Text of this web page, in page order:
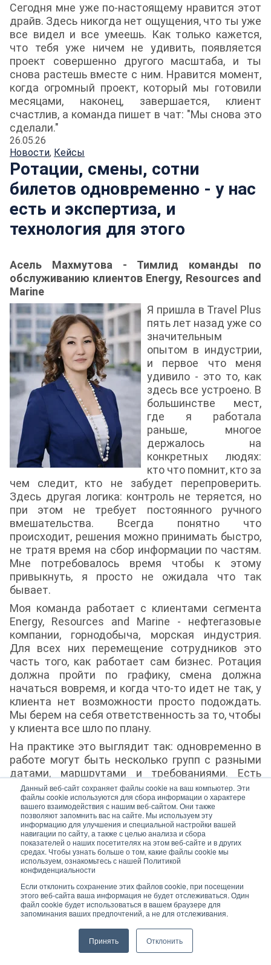
Данный веб-сайт сохраняет файлы cookie на ваш компьютер. Эти
файлы cookie используются для сбора информации о характере
вашего взаимодействия с нашим веб-сайтом. Они также
позволяют запомнить вас на сайте. Мы используем эту
информацию для улучшения и специальной настройки вашей
навигации по сайту, а также с целью анализа и сбора
показателей о наших посетителях на этом веб-сайте и в других
средах. Чтобы узнать больше о том, какие файлы cookie мы
используем, ознакомьтесь с нашей Политикой
конфиденциальности
Если отклонить сохранение этих файлов cookie, при посещении
этого веб-сайта ваша информация не будет отслеживаться. Один
файл cookie будет использоваться в вашем браузере для
запоминания ваших предпочтений, а не для отслеживания.
Принять Отклонить
Сегодня мне уже по-настоящему нравится этот
драйв. Здесь никогда нет ощущения, что ты уже
все видел и все умеешь. Как только кажется,
что тебя уже ничем не удивить, появляется
проект совершенно другого масштаба, и ты
снова растешь вместе с ним. Нравится момент,
когда огромный проект, который мы готовили
месяцами, наконец, завершается, клиент
счастлив, а команда пишет в чат: "Мы снова это
сделали."
26.05.26
Новости, Кейсы
Ротации, смены, сотни
билетов одновременно - у нас
есть и экспертиза, и
технология для этого
Асель Махмутова - Тимлид команды по
обслуживанию клиентов Energy, Resources and
Marine
Я пришла в Travel Plus
пять лет назад уже со
значительным
опытом в индустрии,
и первое что меня
удивило - это то, как
здесь все устроено. В
большинстве мест,
где я работала
раньше, многое
держалось на
конкретных людях:
кто что помнит, кто за
чем следит, кто не забудет перепроверить.
Здесь другая логика: контроль не теряется, но
при этом не требует постоянного ручного
вмешательства. Всегда понятно что
происходит, решения можно принимать быстро,
не тратя время на сбор информации по частям.
Мне потребовалось время чтобы к этому
привыкнуть, я просто не ожидала что так
бывает.
Моя команда работает с клиентами сегмента
Energy, Resources and Marine - нефтегазовые
компании, горнодобыча, морская индустрия.
Для всех них перемещение сотрудников это
часть того, как работает сам бизнес. Ротация
должна пройти по графику, смена должна
начаться вовремя, и когда что-то идет не так, у
клиента нет возможности просто подождать.
Мы берем на себя ответственность за то, чтобы
у клиента все шло по плану.
На практике это выглядит так: одновременно в
работе могут быть несколько групп с разными
датами, маршрутами и требованиями. Есть
клиенты, для которых оформление сотен
железнодорожных билетов за раз - обычная
еженедельная задача. Снаружи выглядит
просто: вот список, нужно оформить. Но списки
постоянно меняются, состав групп
корректируется в последний момент, даты
сдвигаются буквально за день, и при этом нужно
укладываться в бюджет и успевать за всеми
изменениями одновременно. Именно поэтому в
прошлом году мы запустили продукт массового
оформления железнодорожных билетов.
Система сама распределяет пассажиров по